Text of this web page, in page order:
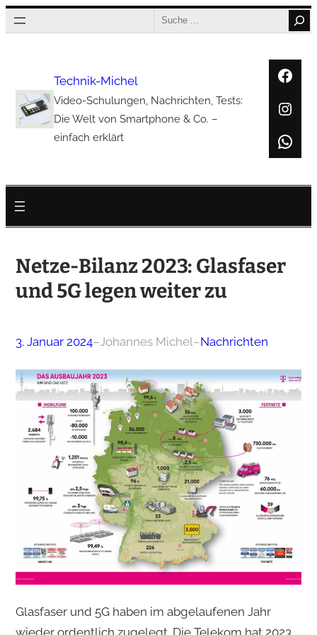
Zum
Inhalt
Search
Technik-Michel
Video-Schulungen, Nachrichten, Tests:
Die Welt von Smartphone & Co. –
einfach erklärt
Netze-Bilanz 2023: Glasfaser
und 5G legen weiter zu
3. Januar 2024–Johannes Michel–Nachrichten
Glasfaser und 5G haben im abgelaufenen Jahr